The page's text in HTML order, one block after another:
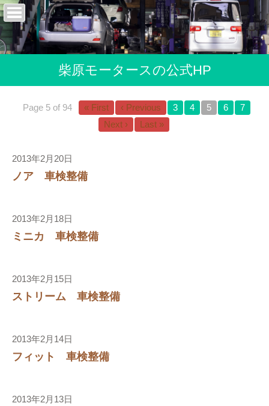
柴原モータースの公式HP
Page 5 of 94 « First ‹ Previous 3 4 5 6
7
Next ›
Last »
2013年2月20日
ノア 車検整備
2013年2月18日
ミニカ 車検整備
2013年2月15日
ストリーム 車検整備
2013年2月14日
フィット 車検整備
2013年2月13日